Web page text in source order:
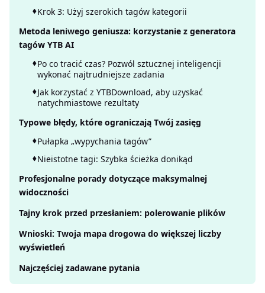
Krok 3: Użyj szerokich tagów kategorii
Metoda leniwego geniusza: korzystanie z generatora
tagów YTB AI
Po co tracić czas? Pozwól sztucznej inteligencji
wykonać najtrudniejsze zadania
Jak korzystać z YTBDownload, aby uzyskać
natychmiastowe rezultaty
Typowe błędy, które ograniczają Twój zasięg
Pułapka „wypychania tagów”
Nieistotne tagi: Szybka ścieżka donikąd
Profesjonalne porady dotyczące maksymalnej
widoczności
Tajny krok przed przesłaniem: polerowanie plików
Wnioski: Twoja mapa drogowa do większej liczby
wyświetleń
Najczęściej zadawane pytania